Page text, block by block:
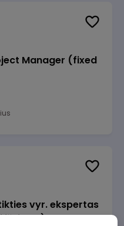
Manager (fixed
vyr. ekspertas
LT)